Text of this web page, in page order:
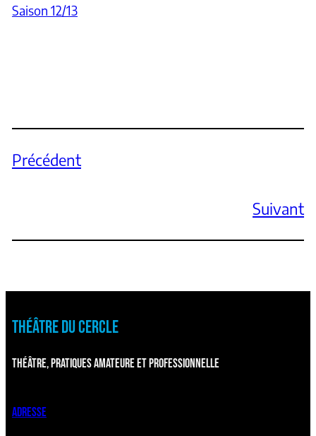
Saison 12/13
Précédent
Suivant
THÉÂTRE DU CERCLE
THÉÂTRE, PRATIQUES AMATEURE ET PROFESSIONNELLE
ADRESSE